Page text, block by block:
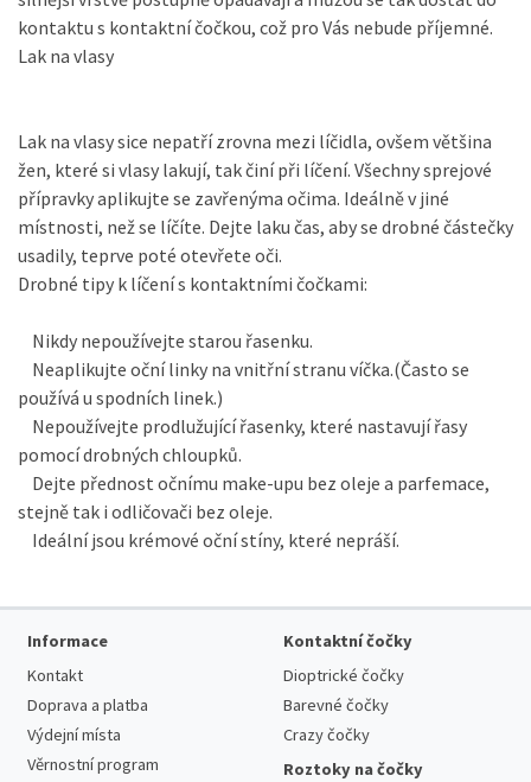
kontaktu s kontaktní čočkou, což pro Vás nebude příjemné.
Lak na vlasy
Lak na vlasy sice nepatří zrovna mezi líčidla, ovšem většina
žen, které si vlasy lakují, tak činí při líčení. Všechny sprejové
přípravky aplikujte se zavřenýma očima. Ideálně v jiné
místnosti, než se líčíte. Dejte laku čas, aby se drobné částečky
usadily, teprve poté otevřete oči.
Drobné tipy k líčení s kontaktními čočkami:
Nikdy nepoužívejte starou řasenku.
Neaplikujte oční linky na vnitřní stranu víčka.(Často se
používá u spodních linek.)
Nepoužívejte prodlužující řasenky, které nastavují řasy
pomocí drobných chloupků.
Dejte přednost očnímu make-upu bez oleje a parfemace,
stejně tak i odličovači bez oleje.
Ideální jsou krémové oční stíny, které nepráší.
Informace
Kontakt
Doprava a platba
Výdejní místa
Věrnostní program
Kontaktní čočky
Dioptrické čočky
Barevné čočky
Crazy čočky
Roztoky na čočky